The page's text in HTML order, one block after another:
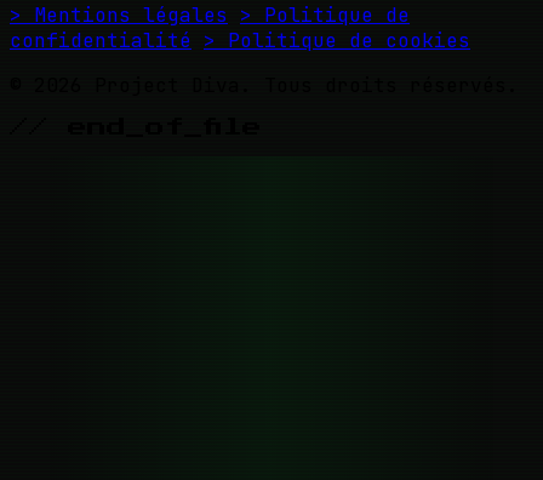
> Mentions légales
> Politique de
confidentialité > Politique de cookies